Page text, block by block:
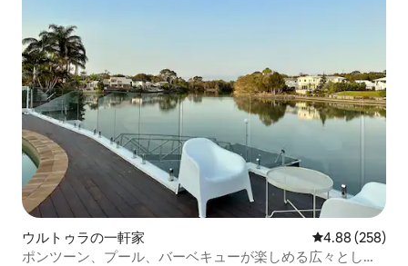
ウルトゥラの一軒家 レビュー258
4.88 (258)
ポンツーン、プール、バーベキューが楽しめる広々とした